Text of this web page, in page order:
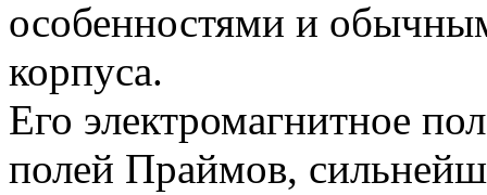
особенностями и
корпуса.
Его электромагнитное
полей Праймов,